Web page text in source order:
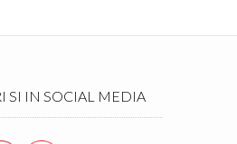
SI IN SOCIAL MEDIA